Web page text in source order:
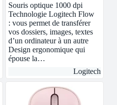
Souris optique 1000 dpi
Technologie Logitech Flow
: vous permet de transférer
vos dossiers, images, textes
d’un ordinateur à un autre
Design ergonomique qui
épouse la…
Logitech